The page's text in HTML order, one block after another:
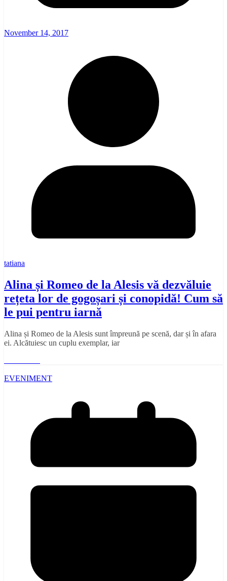
November 14, 2017
tatiana
Alina și Romeo de la Alesis vă dezvăluie
rețeta lor de gogoșari și conopidă! Cum să
le pui pentru iarnă
Alina și Romeo de la Alesis sunt împreună pe scenă, dar și în afara
ei. Alcătuiesc un cuplu exemplar, iar
EVENIMENT